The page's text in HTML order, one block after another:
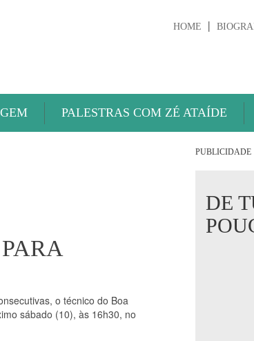
HOME
PALESTRAS COM ZÉ ATAÍDE
o técnico do Boa
sábado (10), às 16h30, no
PUBLICIDADE
DE